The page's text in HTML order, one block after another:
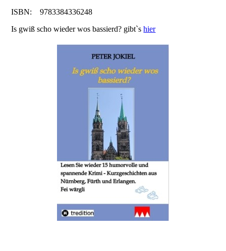
ISBN: 9783384336248
Is gwiß scho wieder wos bassierd? gibt`shier